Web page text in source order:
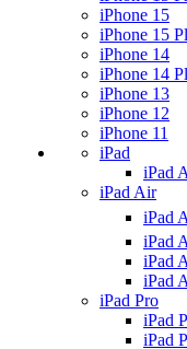
iPhone 15
iPhone 15
iPhone 14
iPhone 14
iPhone 13
iPhone 12
iPhone 11
iPad
iPad
iPad Air
iPad
iPad
iPad
iPad
iPad Pro
iPad
iPad